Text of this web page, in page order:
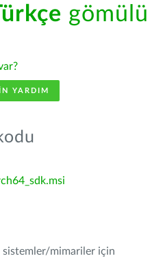
gömülü
YARDIM
sistemler/mimariler için